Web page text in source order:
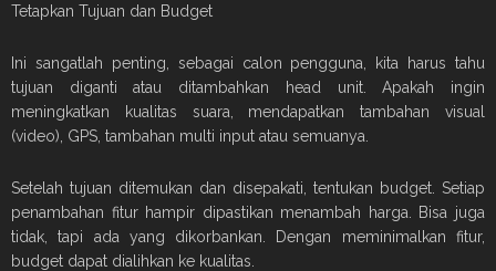
Tetapkan Tujuan dan Budget
Ini sangatlah penting, sebagai calon pengguna, kita harus tahu
tujuan diganti atau ditambahkan head unit. Apakah ingin
meningkatkan kualitas suara, mendapatkan tambahan visual
(video), GPS, tambahan multi input atau semuanya.
Setelah tujuan ditemukan dan disepakati, tentukan budget. Setiap
penambahan fitur hampir dipastikan menambah harga. Bisa juga
tidak, tapi ada yang dikorbankan. Dengan meminimalkan fitur,
budget dapat dialihkan ke kualitas.